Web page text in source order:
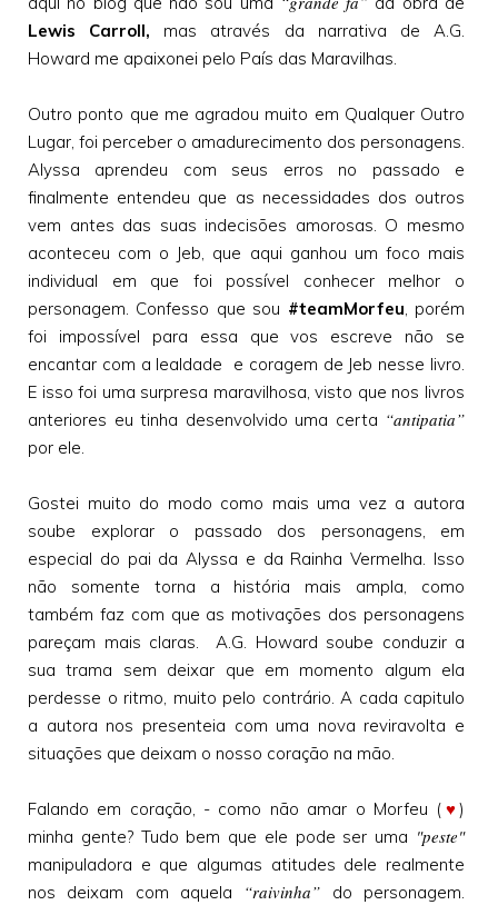
Lewis Carroll, mas através da narrativa de A.G.
Howard me apaixonei pelo País das Maravilhas.
Outro ponto que me agradou muito em Qualquer Outro
Lugar, foi perceber o amadurecimento dos personagens.
Alyssa aprendeu com seus erros no passado e
finalmente entendeu que as necessidades dos outros
vem antes das suas indecisões amorosas. O mesmo
aconteceu com o Jeb, que aqui ganhou um foco mais
individual em que foi possível conhecer melhor o
personagem. Confesso que sou #teamMorfeu, porém
foi impossível para essa que vos escreve não se
encantar com a lealdade e coragem de Jeb nesse livro.
E isso foi uma surpresa maravilhosa, visto que nos livros
anteriores eu tinha desenvolvido uma certa “antipatia”
por ele.
Gostei muito do modo como mais uma vez a autora
soube explorar o passado dos personagens, em
especial do pai da Alyssa e da Rainha Vermelha. Isso
não somente torna a história mais ampla, como
também faz com que as motivações dos personagens
pareçam mais claras. A.G. Howard soube conduzir a
sua trama sem deixar que em momento algum ela
perdesse o ritmo, muito pelo contrário. A cada capitulo
a autora nos presenteia com uma nova reviravolta e
situações que deixam o nosso coração na mão.
Falando em coração, - como não amar o Morfeu ( ♥)
minha gente? Tudo bem que ele pode ser uma "peste"
manipuladora e que algumas atitudes dele realmente
nos deixam com aquela “raivinha” do personagem.